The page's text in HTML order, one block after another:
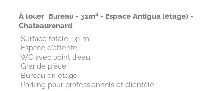
À louer  Bureau - 31m² - Espace Antigua (étage) -
Chateaurenard
 Surface totale : 31 m²
 Espace d'attente
 WC avec point d'eau
 Grande pièce
 Bureau en étage
 Parking pour professionnels et clientèle